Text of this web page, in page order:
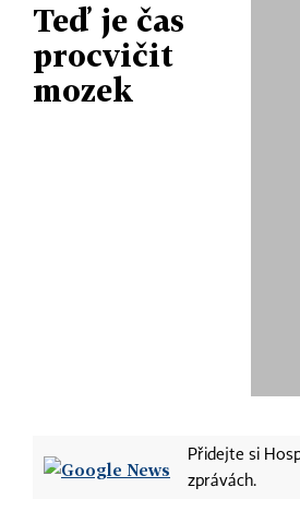
Teď je čas
procvičit
mozek
Přidejte si
zprávách.